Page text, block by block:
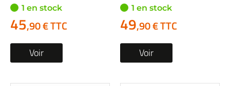
1 en stock
45,90 € TTC
Voir
1 en stock
49,90 € TTC
Voir